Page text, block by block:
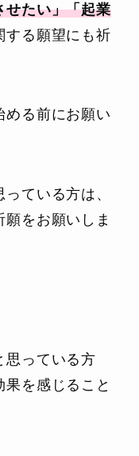
せたい」「起業
する願望にも祈
める前にお願い
ている方は、
をお願いしま
思っている方
を感じること